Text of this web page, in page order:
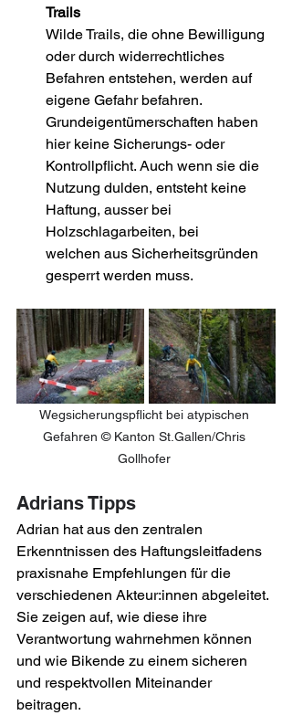
Trails
Wilde Trails, die ohne Bewilligung
oder durch widerrechtliches
Befahren entstehen, werden auf
eigene Gefahr befahren.
Grundeigentümerschaften haben
hier keine Sicherungs- oder
Kontrollpflicht. Auch wenn sie die
Nutzung dulden, entsteht keine
Haftung, ausser bei
Holzschlagarbeiten, bei
welchen aus Sicherheitsgründen
gesperrt werden muss.
Wegsicherungspflicht bei atypischen
Gefahren © Kanton St.Gallen/Chris
Gollhofer
Adrians Tipps
Adrian hat aus den zentralen
Erkenntnissen des Haftungsleitfadens
praxisnahe Empfehlungen für die
verschiedenen Akteur:innen abgeleitet.
Sie zeigen auf, wie diese ihre
Verantwortung wahrnehmen können
und wie Bikende zu einem sicheren
und respektvollen Miteinander
beitragen.